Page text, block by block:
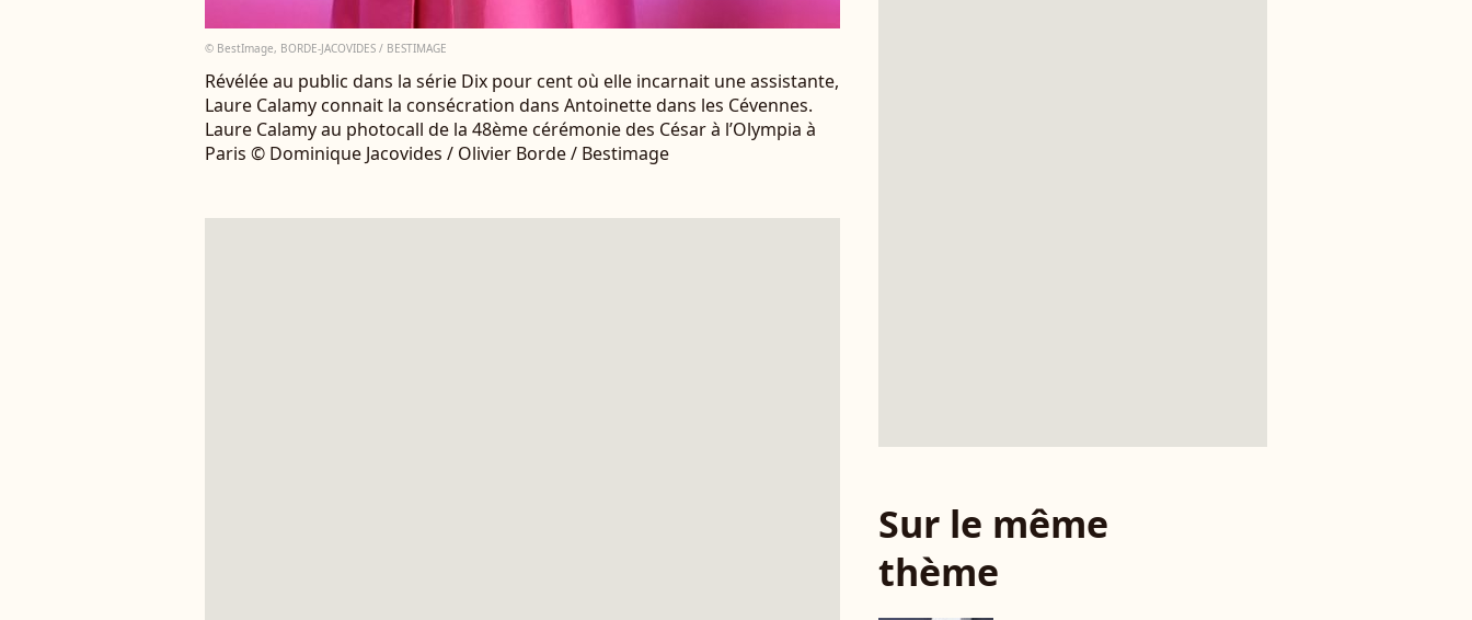
© BestImage, BORDE-JACOVIDES / BESTIMAGE
Révélée au public dans la série Dix pour cent où elle incarnait une assistante,
Laure Calamy connait la consécration dans Antoinette dans les Cévennes.
Laure Calamy au photocall de la 48ème cérémonie des César à l’Olympia à
Paris © Dominique Jacovides / Olivier Borde / Bestimage
Sur le même
thème